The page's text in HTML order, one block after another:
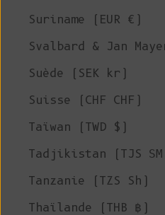
Suriname (EUR €)
Svalbard & Jan
Suède (SEK kr)
Suisse (CHF CHF)
Taïwan (TWD $)
Tadjikistan (TJS
Tanzanie (TZS Sh)
Thaïlande (THB ฿)